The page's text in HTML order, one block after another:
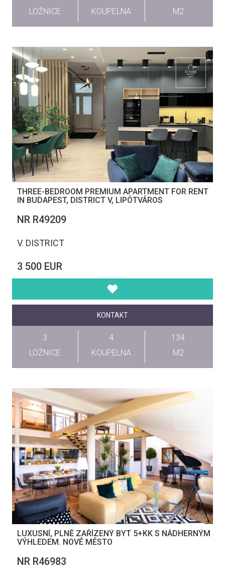
LOŽNICE
KOUPELNA
M2
THREE-BEDROOM PREMIUM APARTMENT FOR RENT
IN BUDAPEST, DISTRICT V, LIPÓTVÁROS
NR R49209
V. DISTRICT
3 500 EUR
KONTAKT
3
LOŽNICE
4
KOUPELNA
134
M2
LUXUSNÍ, PLNĚ ZAŘÍZENÝ BYT 5+KK S NÁDHERNÝM
VÝHLEDEM. NOVÉ MĚSTO
NR R46983